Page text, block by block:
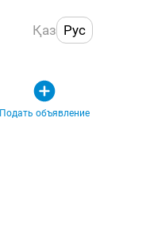
Қаз Рус
Подать объявление